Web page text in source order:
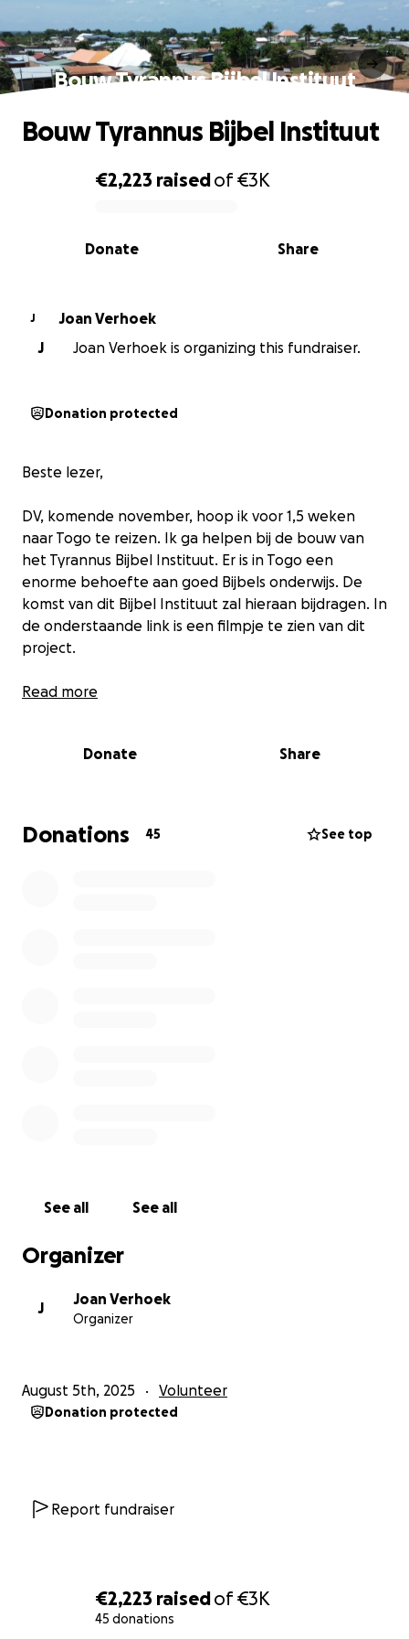
€2,223 raisedof€3K
45 donations
Bouw Tyrannus Bijbel Instituut
0% complete
€2,223 raisedof€3K
Share
Donate
Bouw Tyrannus Bijbel Instituut
J
Joan Verhoek
J
Joan Verhoek is organizing this fundraiser.
Donation protected
Beste lezer,
DV, komende november, hoop ik voor 1,5 weken
naar Togo te reizen. Ik ga helpen bij de bouw van
het Tyrannus Bijbel Instituut. Er is in Togo een
enorme behoefte aan goed Bijbels onderwijs. De
komst van dit Bijbel Instituut zal hieraan bijdragen. In
de onderstaande link is een filmpje te zien van dit
project.
https://vimeo.com/1102360920
project financieel mogelijk te maken en dit project
Hartelijke groet,
Joan Verhoek
Read more
Donate Share
Donations 45 See top
See all See all
Organizer
J
Joan Verhoek
Organizer
August 5th, 2025 Volunteer
Donation protected
Report fundraiser